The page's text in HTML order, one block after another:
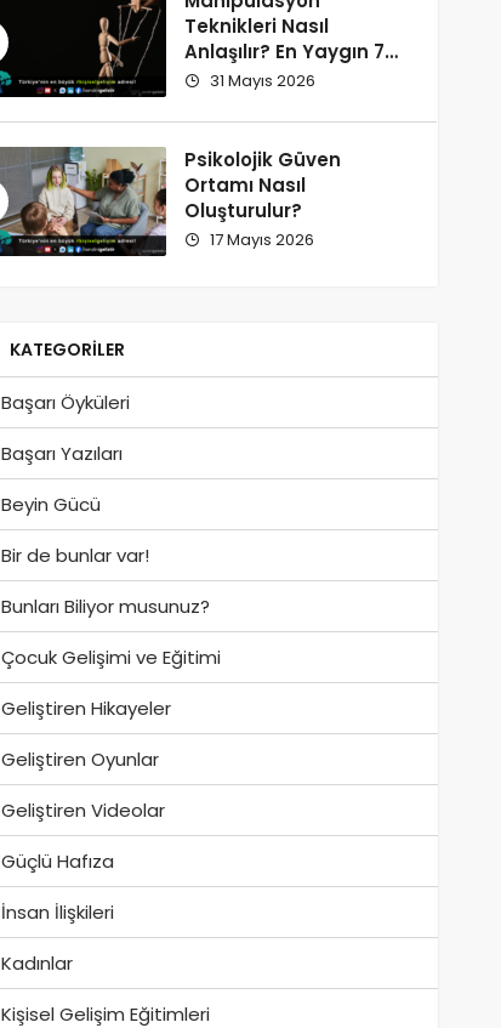
Teknikleri Nasıl
Anlaşılır? En Yaygın 7
İşaret
31 Mayıs 2026
Psikolojik Güven
Ortamı Nasıl
Oluşturulur?
17 Mayıs 2026
KATEGORILER
Başarı Öyküleri
Başarı Yazıları
Beyin Gücü
Bir de bunlar var!
Bunları Biliyor musunuz?
Çocuk Gelişimi ve Eğitimi
Geliştiren Hikayeler
Geliştiren Oyunlar
Geliştiren Videolar
Güçlü Hafıza
İnsan İlişkileri
Kadınlar
Kişisel Gelişim Eğitimleri